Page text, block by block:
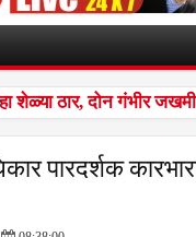
ठार, दोन गंभीर
तालुक्यातील
ठार, दोन गंभीर
पारदर्शक